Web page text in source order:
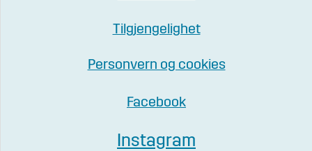
Tilgjengelighet
Personvern og cookies
Facebook
Instagram